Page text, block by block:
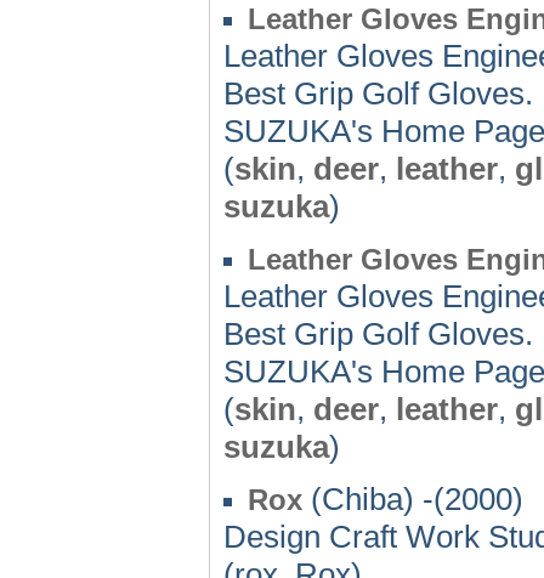
Leather Gloves
Leather Gloves
Best Grip Golf
SUZUKA's Home
(skin, deer, leather,
suzuka)
Leather Gloves
Leather Gloves
Best Grip Golf
SUZUKA's Home
(skin, deer, leather,
suzuka)
Rox (Chiba) -(2000)
Design Craft Work